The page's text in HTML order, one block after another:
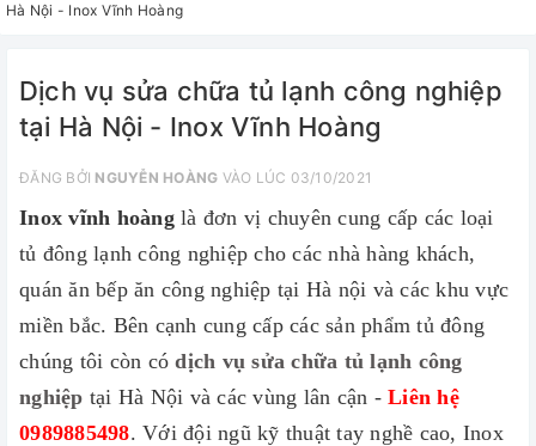
Hà Nội - Inox Vĩnh Hoàng
Dịch vụ sửa chữa tủ lạnh công nghiệp
tại Hà Nội - Inox Vĩnh Hoàng
ĐĂNG BỞI NGUYỄN HOÀNG VÀO LÚC 03/10/2021
Inox vĩnh hoànglà đơn vị chuyên cung cấp các loại
tủ đông lạnh công nghiệp cho các nhà hàng khách,
quán ăn bếp ăn công nghiệp tại Hà nội và các khu vực
miền bắc. Bên cạnh cung cấp các sản phẩm tủ đông
chúng tôi còn códịch vụ sửa chữa tủ lạnh công
nghiệp tại Hà Nội và các vùng lân cận - Liên hệ
0989885498. Với đội ngũ kỹ thuật tay nghề cao, Inox